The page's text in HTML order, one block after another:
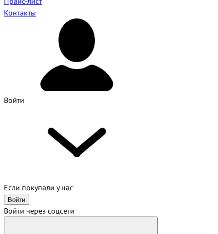
Контакты
Войти
Если покупали у нас
Войти
Войти через соцсети